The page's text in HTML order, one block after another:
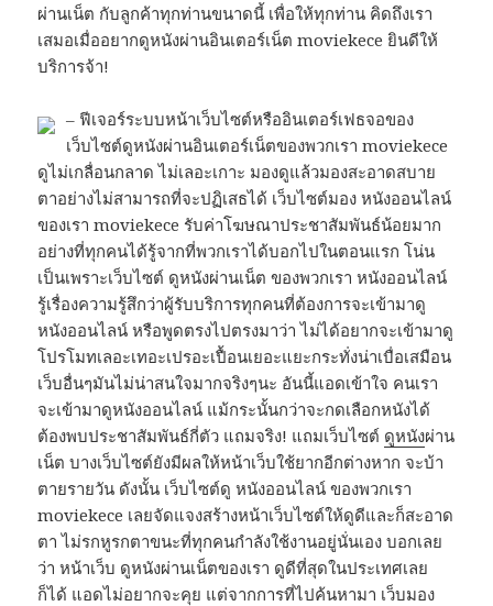
ผ่านเน็ต กับลูกค้าทุกท่านขนาดนี้ เพื่อให้ทุกท่าน คิดถึงเรา
เสมอเมื่ออยากดูหนังผ่านอินเตอร์เน็ต moviekece ยินดีให้
บริการจ้า!
– ฟีเจอร์ระบบหน้าเว็บไซต์หรืออินเตอร์เฟธจอของ
เว็บไซต์ดูหนังผ่านอินเตอร์เน็ตของพวกเรา moviekece
ดูไม่เกลื่อนกลาด ไม่เลอะเกาะ มองดูแล้วมองสะอาดสบาย
ตาอย่างไม่สามารถที่จะปฏิเสธได้ เว็บไซต์มอง หนังออนไลน์
ของเรา moviekece รับค่าโฆษณาประชาสัมพันธ์น้อยมาก
อย่างที่ทุกคนได้รู้จากที่พวกเราได้บอกไปในตอนแรก โน่น
เป็นเพราะเว็บไซต์ ดูหนังผ่านเน็ต ของพวกเรา หนังออนไลน์
รู้เรื่องความรู้สึกว่าผู้รับบริการทุกคนที่ต้องการจะเข้ามาดู
หนังออนไลน์ หรือพูดตรงไปตรงมาว่า ไม่ได้อยากจะเข้ามาดู
โปรโมทเลอะเทอะเปรอะเปื้อนเยอะแยะกระทั่งน่าเบื่อเสมือน
เว็บอื่นๆมันไม่น่าสนใจมากจริงๆนะ อันนี้แอดเข้าใจ คนเรา
จะเข้ามาดูหนังออนไลน์ แม้กระนั้นกว่าจะกดเลือกหนังได้
ต้องพบประชาสัมพันธ์กี่ตัว แถมจริง! แถมเว็บไซต์ ดูหนังผ่าน
เน็ต บางเว็บไซต์ยังมีผลให้หน้าเว็บใช้ยากอีกต่างหาก จะบ้า
ตายรายวัน ดังนั้น เว็บไซต์ดู หนังออนไลน์ ของพวกเรา
moviekece เลยจัดแจงสร้างหน้าเว็บไซต์ให้ดูดีและก็สะอาด
ตา ไม่รกหูรกตาขนะที่ทุกคนกำลังใช้งานอยู่นั่นเอง บอกเลย
ว่า หน้าเว็บ ดูหนังผ่านเน็ตของเรา ดูดีที่สุดในประเทศเลย
ก็ได้ แอดไม่อยากจะคุย แต่จากการที่ไปค้นหามา เว็บมอง